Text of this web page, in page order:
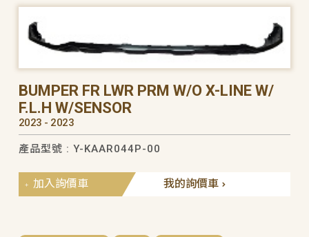
BUMPER FR LWR PRM W/O X-LINE W/
F.L.H W/SENSOR
2023 - 2023
產品型號 : Y-KAAR044P-00
我的詢價車
加入詢價車